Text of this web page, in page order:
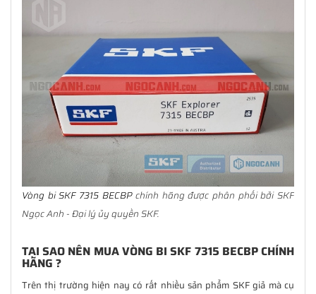
Vòng bi SKF 7315 BECBPchính hãng được phân phối bởi SKF
Ngọc Anh - Đại lý ủy quyền SKF.
TẠI SAO NÊN MUA VÒNG BI SKF 7315 BECBP CHÍNH
HÃNG ?
Trên thị trường hiện nay có rất nhiều sản phẩm SKF giả mà cụ